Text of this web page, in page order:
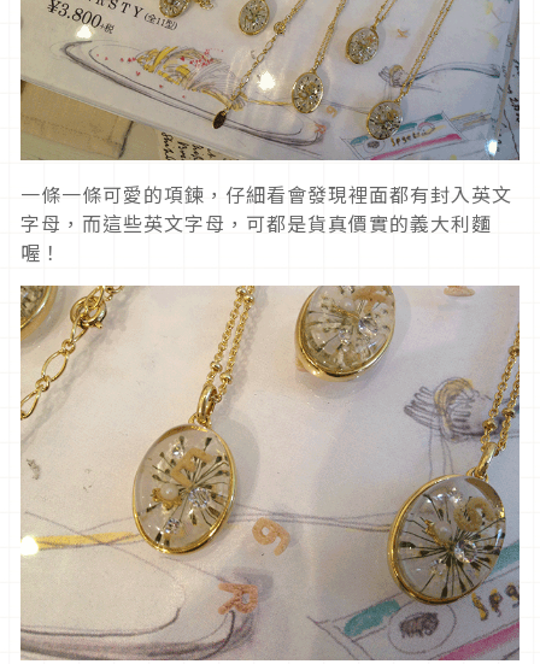
一條一條可愛的項鍊，仔細看會發現裡面都有封入英文
字母，而這些英文字母，可都是貨真價實的義大利麵
喔！